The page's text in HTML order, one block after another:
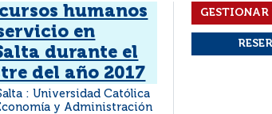
humanos
en
durante el
del año 2017
: Universidad Católica
y Administración